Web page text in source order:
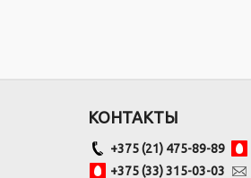
КОНТАКТЫ
+375 (21) 475-89-89
+375 (33) 315-03-03